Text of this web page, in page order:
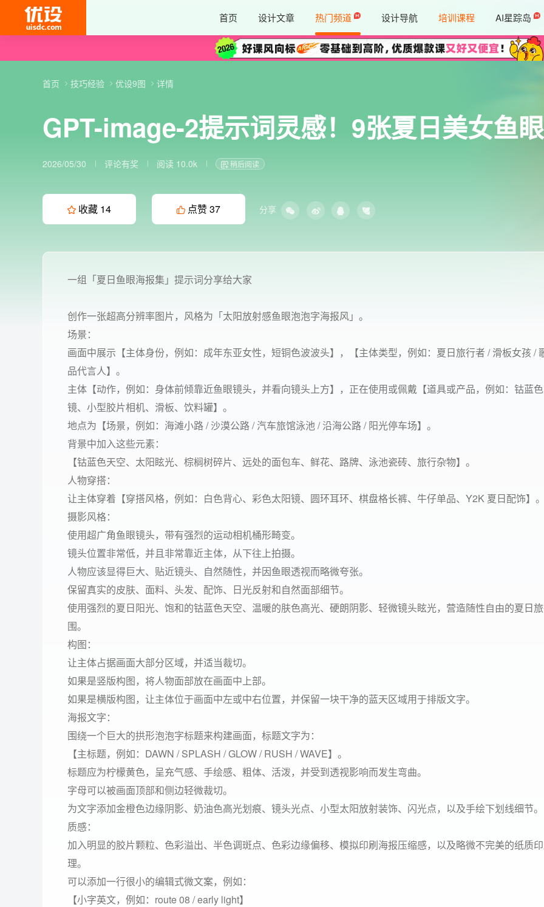
首页 设计文章 热门频道 设计导航 培训课程 AI星踪岛
首页 技巧经验 优设9图 详情
GPT-image-2提示词灵感！9张夏日美女鱼
2026/05/30 评论有奖 阅读 10.0k 稍后阅读
收藏 14 点赞37 分享
一组「夏日鱼眼海报集」提示词分享给大家
创作一张超高分辨率图片，风格为「太阳放射感鱼眼泡泡字海报风」。
场景：
画面中展示【主体身份，例如：成年东亚女性，短铜色波波头】，【主体类型，例如：夏日旅行者 / 滑板女孩 /
品代言人】。
主体【动作，例如：身体前倾靠近鱼眼镜头，并看向镜头上方】，正在使用或佩戴【道具或产品，例如：钴蓝
镜、小型胶片相机、滑板、饮料罐】。
地点为【场景，例如：海滩小路 / 沙漠公路 / 汽车旅馆泳池 / 沿海公路 / 阳光停车场】。
背景中加入这些元素：
【钴蓝色天空、太阳眩光、棕榈树碎片、远处的面包车、鲜花、路牌、泳池瓷砖、旅行杂物】。
人物穿搭：
让主体穿着【穿搭风格，例如：白色背心、彩色太阳镜、圆环耳环、棋盘格长裤、牛仔单品、Y2K 夏日配饰】
摄影风格：
使用超广角鱼眼镜头，带有强烈的运动相机桶形畸变。
镜头位置非常低，并且非常靠近主体，从下往上拍摄。
人物应该显得巨大、贴近镜头、自然随性，并因鱼眼透视而略微夸张。
保留真实的皮肤、面料、头发、配饰、日光反射和自然面部细节。
使用强烈的夏日阳光、饱和的钴蓝色天空、温暖的肤色高光、硬朗阴影、轻微镜头眩光，营造随性自由的夏日
围。
构图：
让主体占据画面大部分区域，并适当裁切。
如果是竖版构图，将人物面部放在画面中上部。
如果是横版构图，让主体位于画面中左或中右位置，并保留一块干净的蓝天区域用于排版文字。
海报文字：
围绕一个巨大的拱形泡泡字标题来构建画面，标题文字为：
【主标题，例如：DAWN / SPLASH / GLOW / RUSH / WAVE】。
标题应为柠檬黄色，呈充气感、手绘感、粗体、活泼，并受到透视影响而发生弯曲。
字母可以被画面顶部和侧边轻微裁切。
为文字添加金橙色边缘阴影、奶油色高光划痕、镜头光点、小型太阳放射装饰、闪光点，以及手绘下划线细节。
质感：
加入明显的胶片颗粒、色彩溢出、半色调斑点、色彩边缘偏移、模拟印刷海报压缩感，以及略微不完美的纸质
理。
可以添加一行很小的编辑式微文案，例如：
【小字英文，例如：route 08 / early light】